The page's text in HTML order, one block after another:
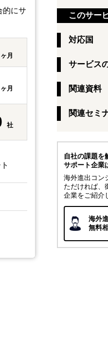
的にサ
ヶ月
ヶ月
社
このサー
対応国
サービス
関連資料
関連セミ
自社の課題を
サポート企業
海外進出コン
ただければ、
企業をご紹介
海外
無料